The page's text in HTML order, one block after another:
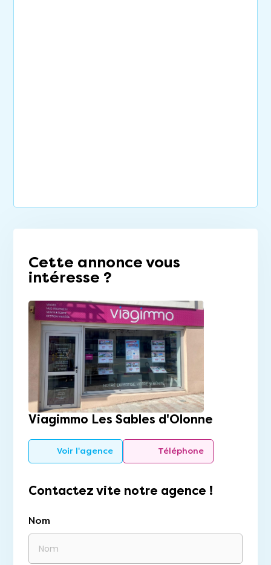
Cette annonce vous
intéresse ?
Viagimmo Les Sables d'Olonne
Voir l'agence Téléphone
Contactez vite notre agence !
Nom